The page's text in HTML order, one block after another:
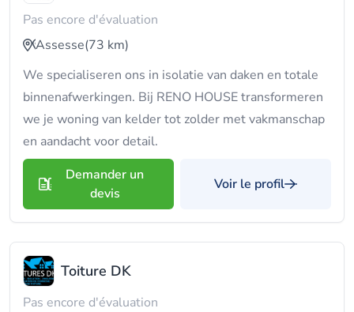
Pas encore d'évaluation
Assesse(73 km)
We specialiseren ons in isolatie van daken en totale
binnenafwerkingen. Bij RENO HOUSE transformeren
we je woning van kelder tot zolder met vakmanschap
en aandacht voor detail.
Demander un
devis
Voir le profil
Toiture DK
Pas encore d'évaluation